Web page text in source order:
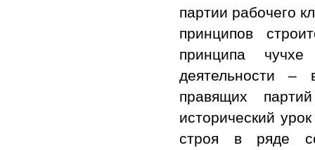
партии рабочего
принципов
принципа
деятельности –
правящих
исторический
строя в ряде